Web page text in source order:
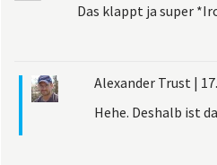
Das klappt ja super
Alexander Trust |
Hehe. Deshalb ist